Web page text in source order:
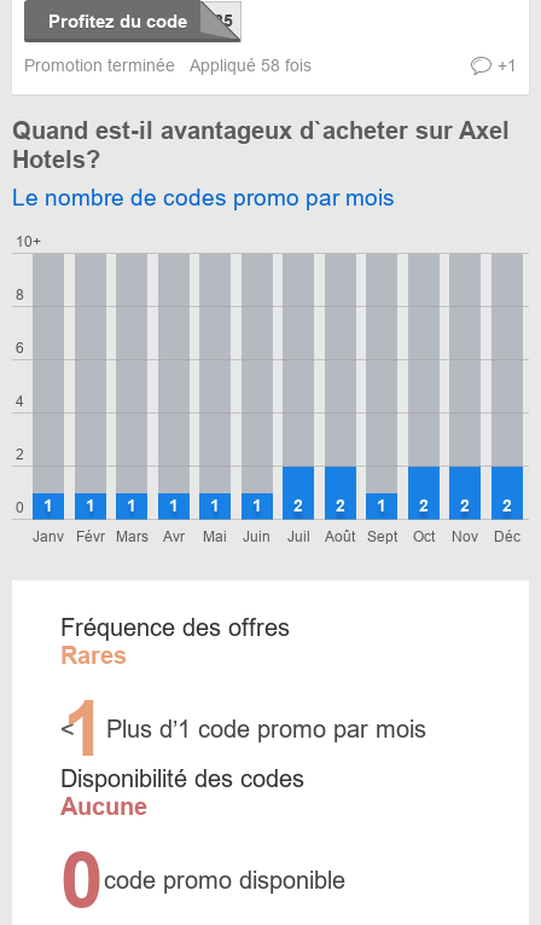
Profitez du code
Promotion terminée Appliqué 58 fois +1
Quand est-il avantageux d`acheter sur Axel
Hotels?
Le nombre de codes promo par mois
0
2
4
6
8
10+
Janv
1
Févr
1
Mars
1
Avr
1
Mai
1
Juin
1
Juil
2
Août
2
Sept
1
Oct
2
Nov
2
Déc
2
Fréquence des offres
Rares
<
1 Plus d’1 code promo par mois
Disponibilité des codes
Aucune
0code promo disponible